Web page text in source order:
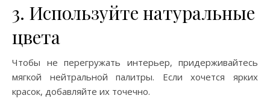
3. Используйте натуральные
цвета
Чтобы не перегружать интерьер, придерживайтесь
мягкой нейтральной палитры. Если хочется ярких
красок, добавляйте их точечно.